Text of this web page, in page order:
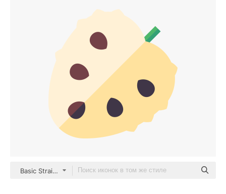
Basic Straight Flat